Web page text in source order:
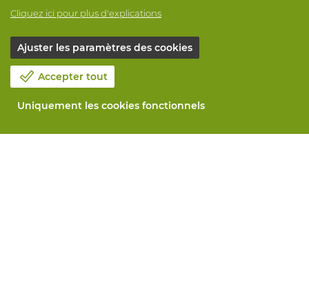
Cliquez ici pour plus d'explications
Ajuster les paramètres des cookies
Accepter tout
Uniquement les cookies fonctionnels